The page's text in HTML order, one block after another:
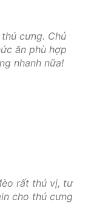
cưng. Chủ
ăn phù hợp
nhanh nữa!
rất thú vị, tư
cho thú cưng